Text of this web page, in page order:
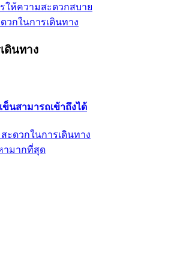
รให้ความสะดวกสบาย
ดวกในการเดินทาง
ดินทาง
ข็นสามารถเข้าถึงได้
สะดวกในการเดินทาง
ามากที่สุด